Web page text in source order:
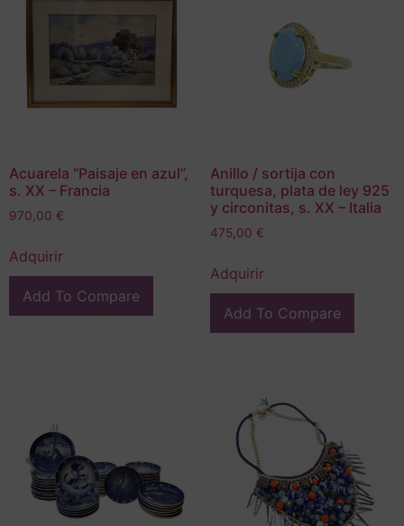
Acuarela “Paisaje en azul”,
s. XX – Francia
970,00 €
Adquirir
Add To Compare
Anillo / sortija con
turquesa, plata de ley 925
y circonitas, s. XX – Italia
475,00 €
Adquirir
Add To Compare